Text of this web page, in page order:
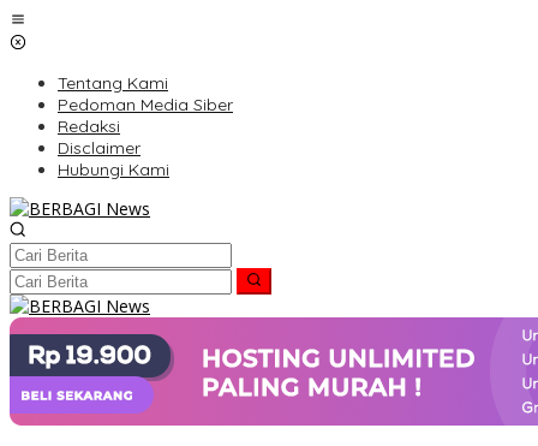
Lewati
ke
Tentang Kami
Pedoman Media Siber
Redaksi
Disclaimer
Hubungi Kami